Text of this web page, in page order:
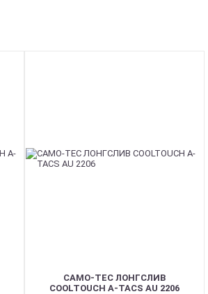
CAMO-TEC ЛОНГСЛИВ
COOLTOUCH A-TACS AU 2206